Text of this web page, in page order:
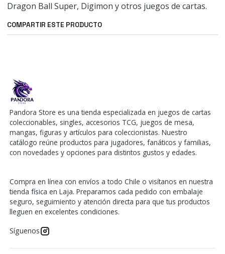
Dragon Ball Super, Digimon y otros juegos de cartas.
COMPARTIR ESTE PRODUCTO
Pandora Store es una tienda especializada en juegos de cartas
coleccionables, singles, accesorios TCG, juegos de mesa,
mangas, figuras y artículos para coleccionistas. Nuestro
catálogo reúne productos para jugadores, fanáticos y familias,
con novedades y opciones para distintos gustos y edades.
Compra en línea con envíos a todo Chile o visítanos en nuestra
tienda física en Laja. Preparamos cada pedido con embalaje
seguro, seguimiento y atención directa para que tus productos
lleguen en excelentes condiciones.
Síguenos